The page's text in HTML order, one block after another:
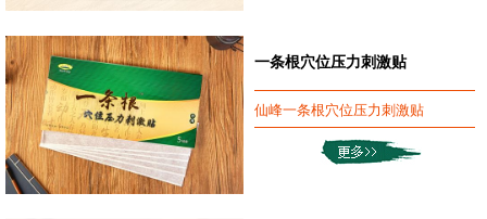
一条根穴位压力刺激贴
仙峰一条根穴位压力刺激贴